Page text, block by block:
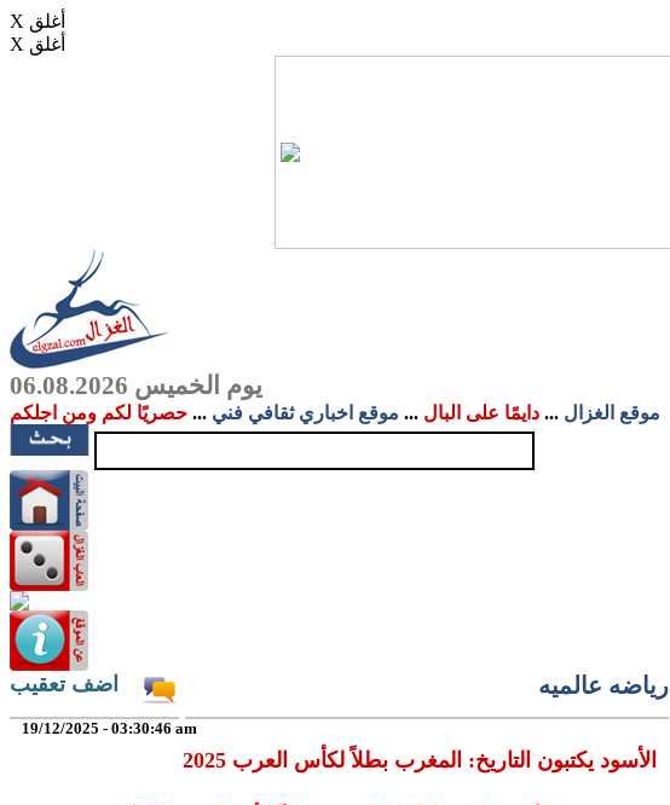
X أغلق
X أغلق
يوم الخميس 06.08.2026
موقع الغزال ... دايمًا على البال ... موقع اخباري ثقافي فني ... حصريًا لكم ومن اجلكم
رياضه عالميه اضف تعقيب
19/12/2025 - 03:30:46 am